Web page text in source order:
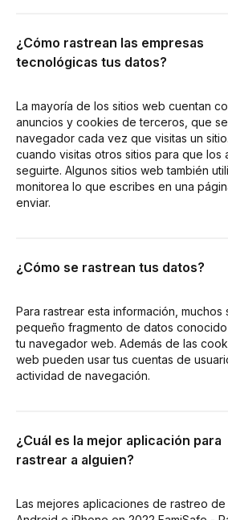
¿Cómo rastrean las empresas
tecnológicas tus datos?
La mayoría de los sitios web cuentan
anuncios y cookies de terceros, que
navegador cada vez que visitas un
cuando visitas otros sitios para que los
seguirte. Algunos sitios web también
monitorea lo que escribes en una
enviar.
¿Cómo se rastrean tus datos?
Para rastrear esta información, muchos
pequeño fragmento de datos
tu navegador web. Además de las
web pueden usar tus cuentas de
actividad de navegación.
¿Cuál es la mejor aplicación para
rastrear a alguien?
Las mejores aplicaciones de rastreo